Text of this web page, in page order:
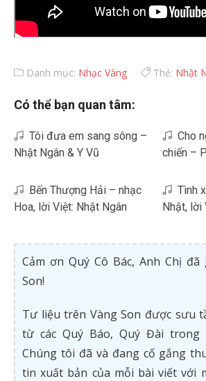
Danh mục: Nhạc Vàng Thẻ: Nhật
Có thể bạn quan tâm:
Tôi đưa em sang sông –
Nhật Ngân & Y Vũ
Cho
chiến –
Bến Thượng Hải – nhạc
Hoa, lời Việt: Nhật Ngân
Tình
Nhật, lời
Cảm ơn Quý Cô Bác, Anh Chị
Son!
Tư liệu trên Vàng Son được sưu
từ các Quý Báo, Quý Đài trong
Chúng tôi đã và đang cố gắng
tin xuất bản của mỗi bài viết với